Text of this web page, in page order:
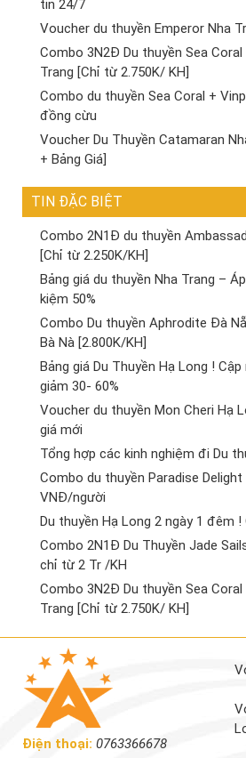
tin 24/7
Voucher du thuyền Emperor Nha
Combo 3N2Đ Du thuyền Sea Coral
Trang [Chỉ từ 2.750K/ KH]
Combo du thuyền Sea Coral +
đồng cừu
Voucher Du Thuyền Catamaran
+ Bảng Giá]
TIN ĐẶC BIỆT
Combo 2N1Đ du thuyền
[Chỉ từ 2.250K/KH]
Bảng giá du thuyền Nha Trang –
kiệm 50%
Combo Du thuyền Aphrodite Đà
Bà Nà [2.800K/KH]
Bảng giá Du Thuyền Hạ Long !
giảm 30- 60%
Voucher du thuyền Mon Cheri Hạ
giá mới
Tổng hợp các kinh nghiệm đi Du
Combo du thuyền Paradise
VNĐ/người
Du thuyền Hạ Long 2 ngày 1 đêm
Combo 2N1Đ Du Thuyền Jade
chỉ từ 2 Tr /KH
Combo 3N2Đ Du thuyền Sea Coral
Trang [Chỉ từ 2.750K/ KH]
Điện thoại: 0763366678